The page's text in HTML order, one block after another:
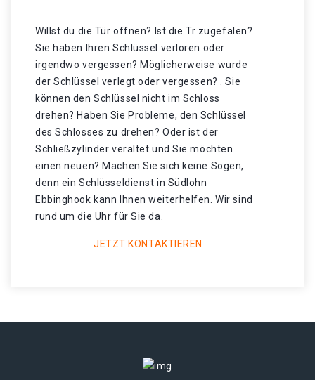
Willst du die Tür öffnen? Ist die Tr zugefalen?
Sie haben Ihren Schlüssel verloren oder
irgendwo vergessen? Möglicherweise wurde
der Schlüssel verlegt oder vergessen? . Sie
können den Schlüssel nicht im Schloss
drehen? Haben Sie Probleme, den Schlüssel
des Schlosses zu drehen? Oder ist der
Schließzylinder veraltet und Sie möchten
einen neuen? Machen Sie sich keine Sogen,
denn ein Schlüsseldienst in Südlohn
Ebbinghook kann Ihnen weiterhelfen. Wir sind
rund um die Uhr für Sie da.
JETZT KONTAKTIEREN